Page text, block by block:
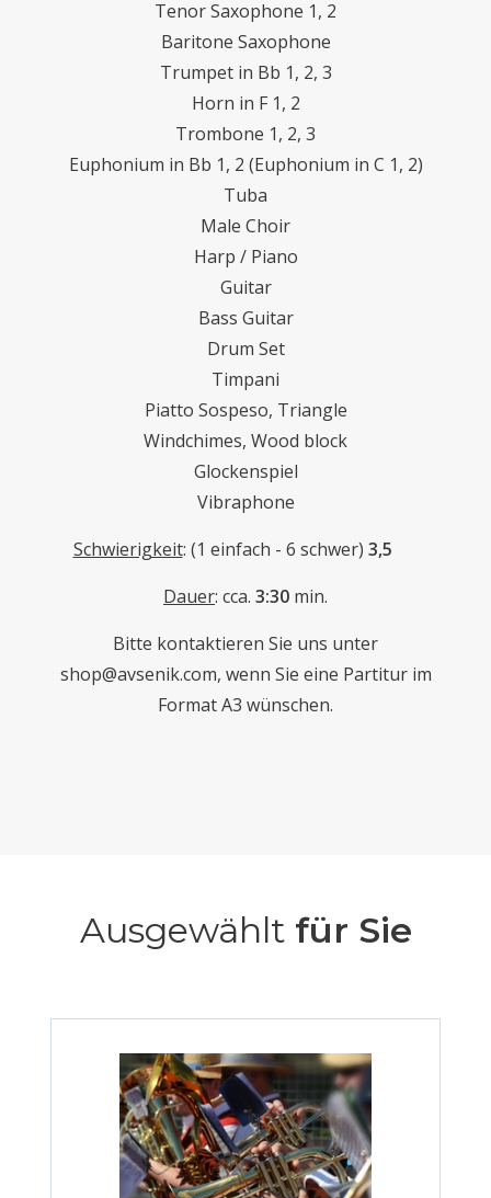
Tenor Saxophone 1, 2
Baritone Saxophone
Trumpet in Bb 1, 2, 3
Horn in F 1, 2
Trombone 1, 2, 3
Euphonium in Bb 1, 2 (Euphonium in C 1, 2)
Tuba
Male Choir
Harp / Piano
Guitar
Bass Guitar
Drum Set
Timpani
Piatto Sospeso, Triangle
Windchimes, Wood block
Glockenspiel
Vibraphone
Schwierigkeit: (1 einfach - 6 schwer) 3,5
Dauer: cca. 3:30 min.
Bitte kontaktieren Sie uns unter
shop@avsenik.com, wenn Sie eine Partitur im
Format A3 wünschen.
Ausgewählt für Sie